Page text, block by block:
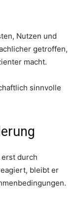
Nutzen und
getroffen,
macht.
sinnvolle
durch
bleibt er